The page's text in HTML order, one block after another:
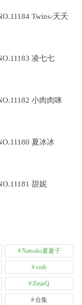
Twins-夭夭
凌七七
小肉肉咪
夏冰冰
甜妮
Natsuko夏夏子
vmb
ZinieQ
合集